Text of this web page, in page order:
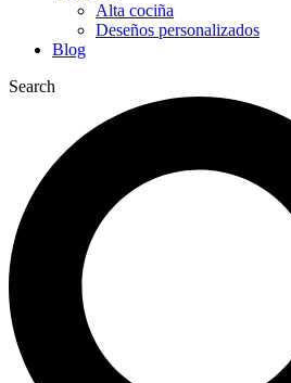
Alta cociña
Deseños personalizados
Blog
Search